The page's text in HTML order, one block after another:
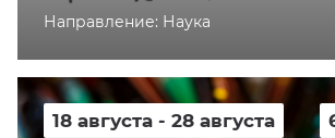
Направление: Наука
18 августа - 28 августа